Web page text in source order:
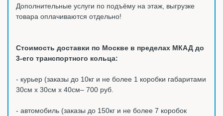
Дополнительные услуги по подъёму на этаж, выгрузке
товара оплачиваются отдельно!
Стоимость доставки по Москве в пределах МКАД до
3-его транспортного кольца:
- курьер (заказы до 10кг и не более 1 коробки габаритами
30см х 30см х 40см– 700 руб.
- автомобиль (заказы до 150кг и не более 7 коробок